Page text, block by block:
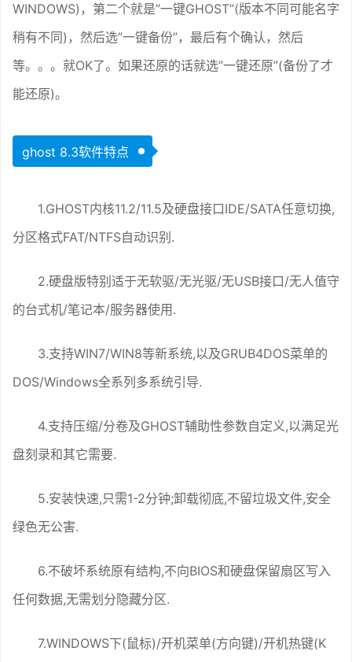
WINDOWS)，第二个就是”一键GHOST”(版本不同可能名字
稍有不同)，然后选”一键备份”，最后有个确认，然后
等。。。就OK了。如果还原的话就选”一键还原”(备份了才
能还原)。
ghost 8.3软件特点
1.GHOST内核11.2/11.5及硬盘接口IDE/SATA任意切换,
分区格式FAT/NTFS自动识别.
2.硬盘版特别适于无软驱/无光驱/无USB接口/无人值守
的台式机/笔记本/服务器使用.
3.支持WIN7/WIN8等新系统,以及GRUB4DOS菜单的
DOS/Windows全系列多系统引导.
4.支持压缩/分卷及GHOST辅助性参数自定义,以满足光
盘刻录和其它需要.
5.安装快速,只需1-2分钟;卸载彻底,不留垃圾文件,安全
绿色无公害.
6.不破坏系统原有结构,不向BIOS和硬盘保留扇区写入
任何数据,无需划分隐藏分区.
7.WINDOWS下(鼠标)/开机菜单(方向键)/开机热键(K